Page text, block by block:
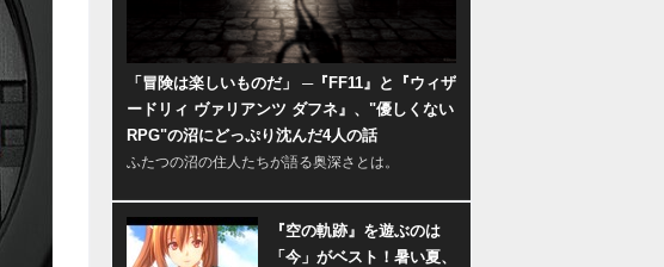
「冒険は楽しいものだ」 ─『FF11』と『ウィザ
ードリィ ヴァリアンツ ダフネ』、"優しくない
RPG"の沼にどっぷり沈んだ4人の話
ふたつの沼の住人たちが語る奥深さとは。
『空の軌跡』を遊ぶのは
「今」がベスト！暑い夏、